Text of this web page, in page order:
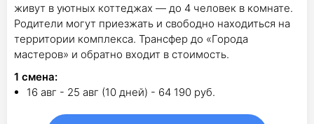
живут в уютных коттеджах — до 4 человек в комнате.
Родители могут приезжать и свободно находиться на
территории комплекса. Трансфер до «Города
мастеров» и обратно входит в стоимость.
1 смена:
16 авг - 25 авг (10 дней) - 64 190 руб.